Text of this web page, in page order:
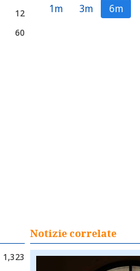
12
60
1m 3m 6m
1,323
Notizie correlate